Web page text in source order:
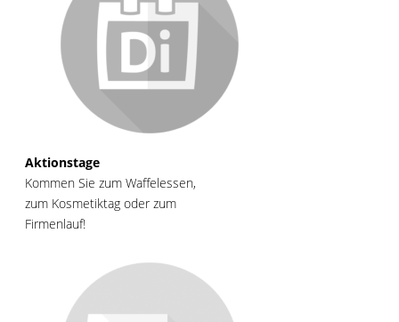
Aktionstage
Kommen Sie zum Waffelessen,
zum Kosmetiktag oder zum
Firmenlauf!